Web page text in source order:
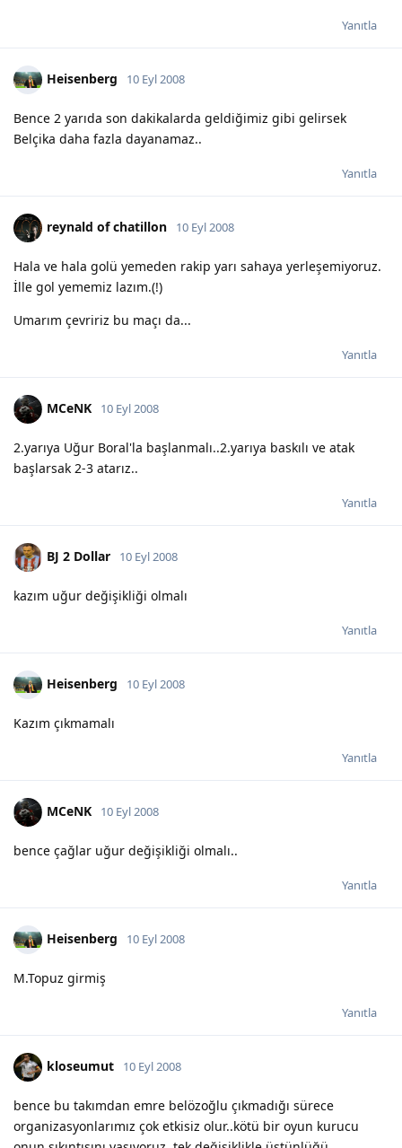
Yanıtla
Heisenberg 10 Eyl 2008
Bence 2 yarıda son dakikalarda geldiğimiz gibi gelirsek
Belçika daha fazla dayanamaz..
Yanıtla
reynald of chatillon 10 Eyl 2008
Hala ve hala golü yemeden rakip yarı sahaya yerleşemiyoruz.
İlle gol yememiz lazım.(!)
Umarım çevririz bu maçı da...
Yanıtla
MCeNK 10 Eyl 2008
2.yarıya Uğur Boral'la başlanmalı..2.yarıya baskılı ve atak
başlarsak 2-3 atarız..
Yanıtla
BJ 2 Dollar 10 Eyl 2008
kazım uğur değişikliği olmalı
Yanıtla
Heisenberg 10 Eyl 2008
Kazım çıkmamalı
Yanıtla
MCeNK 10 Eyl 2008
bence çağlar uğur değişikliği olmalı..
Yanıtla
Heisenberg 10 Eyl 2008
M.Topuz girmiş
Yanıtla
kloseumut 10 Eyl 2008
bence bu takımdan emre belözoğlu çıkmadığı sürece
organizasyonlarımız çok etkisiz olur..kötü bir oyun kurucu